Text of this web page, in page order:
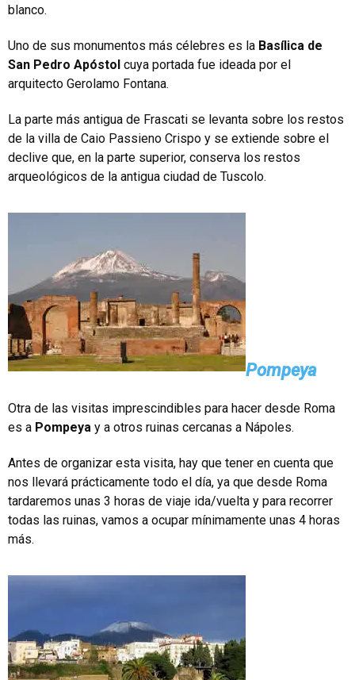
blanco.
Uno de sus monumentos más célebres es la Basílica de
San Pedro Apóstol cuya portada fue ideada por el
arquitecto Gerolamo Fontana.
La parte más antigua de Frascati se levanta sobre los restos
de la villa de Caio Passieno Crispo y se extiende sobre el
declive que, en la parte superior, conserva los restos
arqueológicos de la antigua ciudad de Tuscolo.
Pompeya
Otra de las visitas imprescindibles para hacer desde Roma
es a Pompeya y a otros ruinas cercanas a Nápoles.
Antes de organizar esta visita, hay que tener en cuenta que
nos llevará prácticamente todo el día, ya que desde Roma
tardaremos unas 3 horas de viaje ida/vuelta y para recorrer
todas las ruinas, vamos a ocupar mínimamente unas 4 horas
más.